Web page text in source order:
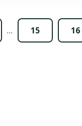
… 15 16